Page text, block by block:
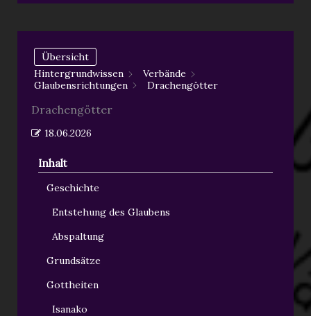
Übersicht
Hintergrundwissen
Verbände
Glaubensrichtungen
Drachengötter
Drachengötter
18.06.2026
Inhalt
Geschichte
Entstehung des Glaubens
Abspaltung
Grundsätze
Gottheiten
Isanako